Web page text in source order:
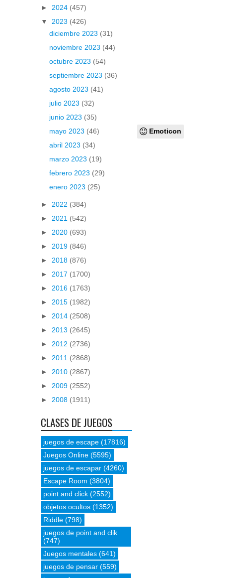
Emoticon
► 2024 (457)
▼ 2023 (426)
diciembre 2023 (31)
noviembre 2023 (44)
octubre 2023 (54)
septiembre 2023 (36)
agosto 2023 (41)
julio 2023 (32)
junio 2023 (35)
mayo 2023 (46)
abril 2023 (34)
marzo 2023 (19)
febrero 2023 (29)
enero 2023 (25)
► 2022 (384)
► 2021 (542)
► 2020 (693)
► 2019 (846)
► 2018 (876)
► 2017 (1700)
► 2016 (1763)
► 2015 (1982)
► 2014 (2508)
► 2013 (2645)
► 2012 (2736)
► 2011 (2868)
► 2010 (2867)
► 2009 (2552)
► 2008 (1911)
CLASES DE JUEGOS
juegos de escape (17816)
Juegos Online (5595)
juegos de escapar (4260)
Escape Room (3804)
point and click (2552)
objetos ocultos (1352)
Riddle (798)
juegos de point and clik
(747)
Juegos mentales (641)
juegos de pensar (559)